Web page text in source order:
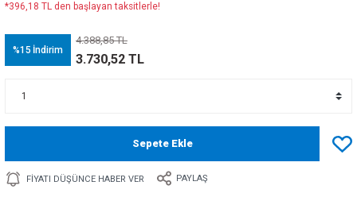
*396,18 TL den başlayan taksitlerle!
%15 İndirim
4.388,85 TL
3.730,52 TL
Sepete Ekle
FIYATI DÜŞÜNCE HABER VER PAYLAŞ